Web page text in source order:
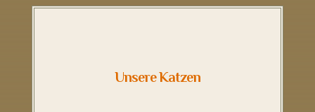
Unsere Katzen